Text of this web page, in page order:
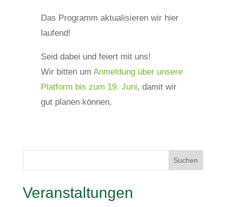
Das Programm aktualisieren wir hier
laufend!
Seid dabei und feiert mit uns!
Wir bitten um Anmeldung über unsere
Platform bis zum 19. Juni, damit wir
gut planen können.
Veranstaltungen